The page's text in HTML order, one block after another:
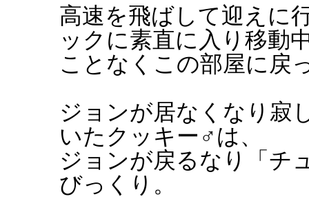
高速を飛ばして迎えに
ックに素直に入り移動
ことなくこの部屋に戻
ジョンが居なくなり寂
いたクッキー♂は、
ジョンが戻るなり「チ
びっくり。